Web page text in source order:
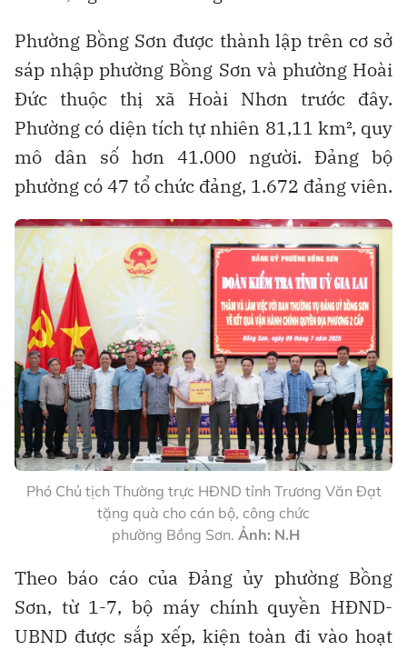
Phường Bồng Sơn được thành lập trên cơ sở
sáp nhập phường Bồng Sơn và phường Hoài
Đức thuộc thị xã Hoài Nhơn trước đây.
Phường có diện tích tự nhiên 81,11 km², quy
mô dân số hơn 41.000 người. Đảng bộ
phường có 47 tổ chức đảng, 1.672 đảng viên.
Phó Chủ tịch Thường trực HĐND tỉnh Trương Văn Đạt
tặng quà cho cán bộ, công chức
phường Bồng Sơn. Ảnh: N.H
Theo báo cáo của Đảng ủy phường Bồng
Sơn, từ 1-7, bộ máy chính quyền HĐND-
UBND được sắp xếp, kiện toàn đi vào hoạt